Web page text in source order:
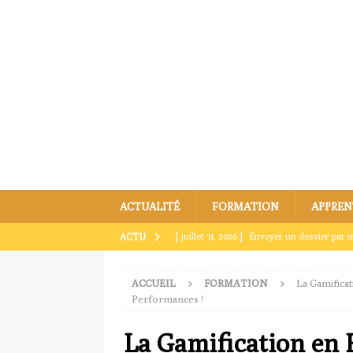
ACTUALITÉ FORMATION
ACTU [ juillet 31, 2026 ] Envoyer un dossier par
[ juillet 23, 2026 ] Envoyer un dossier par
[ août 4, 2026 ] 3 astuces pour bien
ACCUEIL FORMATION
La
Performances !
La Gamification en